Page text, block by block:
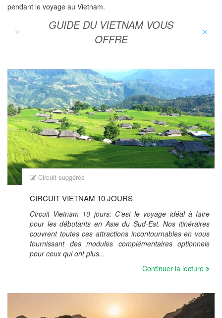
pendant le voyage au Vietnam.
GUIDE DU VIETNAM VOUS
OFFRE
Circuit suggérés
CIRCUIT VIETNAM 10 JOURS
Circuit Vietnam 10 jours: C’est le voyage idéal à faire
pour les débutants en Asie du Sud-Est. Nos itinéraires
couvrent toutes ces attractions incontournables en vous
fournissant des modules complémentaires optionnels
pour ceux qui ont plus...
Continuer la lecture